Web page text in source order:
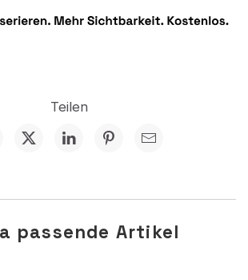
Teilen
passende Artikel
– Beveridge
Kurve zeigt, was im Schweizer
Friktionen sind messbar – und